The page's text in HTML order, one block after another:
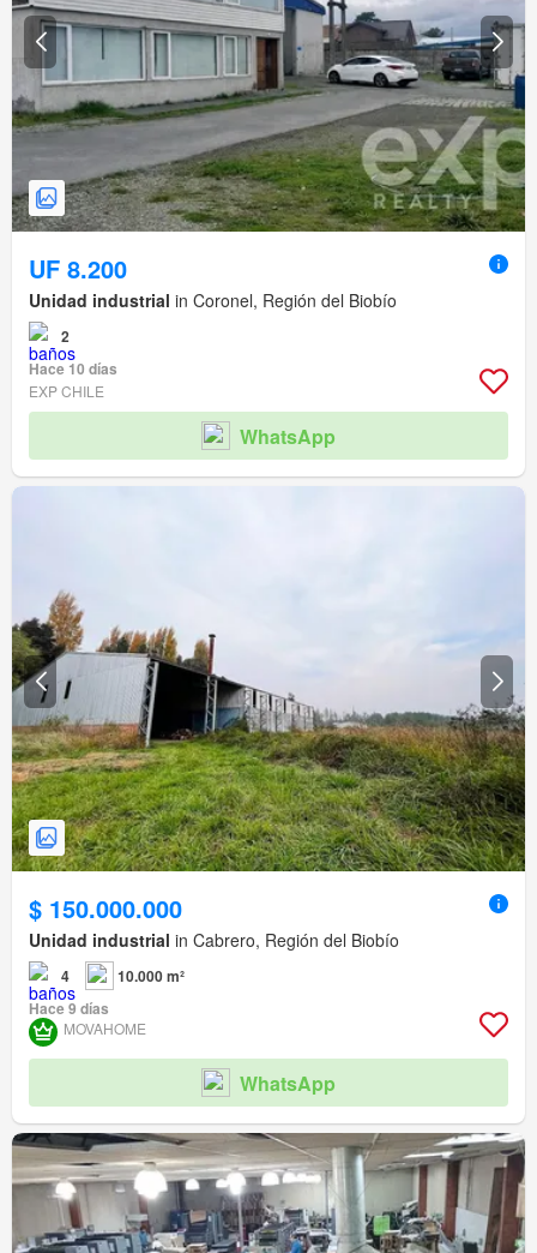
UF 8.200
Unidad industrial in Coronel, Región del Biobío
2
Hace 10 días
EXP CHILE
WhatsApp
$ 150.000.000
Unidad industrial in Cabrero, Región del Biobío
4
10.000 m²
Hace 9 días
MOVAHOME
WhatsApp